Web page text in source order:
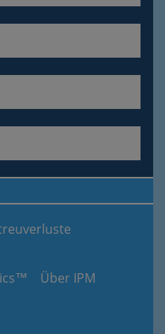
Über IPM